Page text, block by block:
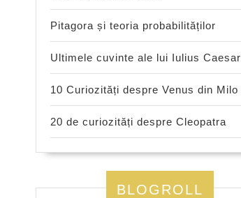
Pitagora și teoria probabilităților
Ultimele cuvinte ale lui Iulius Caesar
10 Curiozități despre Venus din Milo
20 de curiozități despre Cleopatra
BLOGROLL